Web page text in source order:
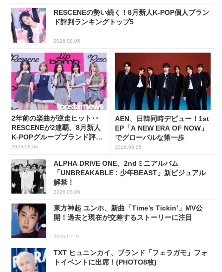
RESCENEの勢い続く！8月新人K-POP個人ブラン
ド評判ランキングトップ5
2026.08.06
2年前の楽曲が逆走ヒット･･
RESCENEが2連覇、8月新人
K-POPグループブランド評判
トップ5
2026.08.04
AEN、日韓同時デビュー！1st
EP「A NEW ERA OF NOW」
でグローバルな第一歩
2026.08.05
ALPHA DRIVE ONE、2ndミニアルバム
「UNBREAKABLE : 少年BEAST」新ビジュアル
解禁！
2026.08.06
東方神起 ユンホ、新曲「Time’s Tickin’」MV公
開！過去と現在が交差するストーリーに注目
2026.07.21
TXT ヒュニンカイ、ブランド「フェラガモ」フォ
トイベントに出席！(PHOTO8枚)